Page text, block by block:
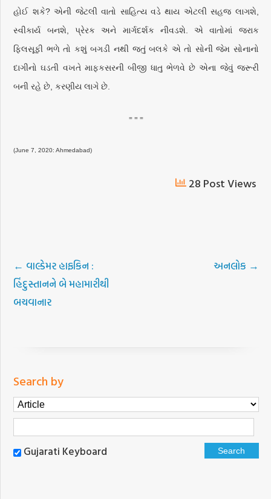
હોઈ શકે? એની જેટલી વાતો સાહિત્ય વડે થાય એટલી સહજ લાગશે,
સ્વીકાર્ય બનશે, પ્રેરક અને માર્ગદર્શક નીવડશે. એ વાતોમાં જરાક
ફિલસૂફી ભળે તો કશું બગડી નથી જતું બલકે એ તો સોની જેમ સોનાનો
દાગીનો ઘડતી વખતે માફકસરની બીજી ધાતુ ભેળવે છે એના જેવું જરૂરી
બની રહે છે, કરણીય લાગે છે.
= = =
(June 7, 2020: Ahmedabad)
28 Post Views
← વાલ્ડેમર હાફકિન :
હિંદુસ્તાનને બે મહામારીથી
બચવાનાર
અનલોક →
Search by
Gujarati Keyboard